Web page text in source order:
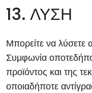
13. ΛΥΣΗ
Μπορείτε να λύσετε
Συμφωνία
προϊόντος και της
οποιαδήποτε